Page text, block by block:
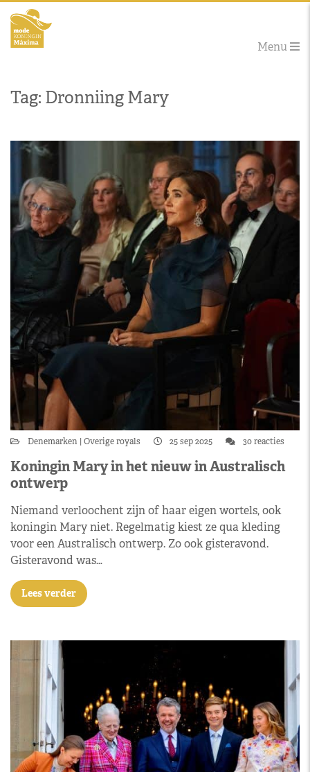
Menu
Tag: Dronniing Mary
Denemarken Overige royals 25 sep 2025 30 reacties
Koningin Mary in het nieuw in Australisch
ontwerp
Niemand verloochent zijn of haar eigen wortels, ook
koningin Mary niet. Regelmatig kiest ze qua kleding
voor een Australisch ontwerp. Zo ook gisteravond.
Gisteravond was…
Lees verder